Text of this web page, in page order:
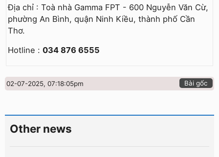
Địa chỉ : Toà nhà Gamma FPT - 600 Nguyễn Văn Cừ,
phường An Bình, quận Ninh Kiều, thành phố Cần
Thơ.
Hotline : 034 876 6555
02-07-2025, 07:18:05pm Bài gốc
Other news